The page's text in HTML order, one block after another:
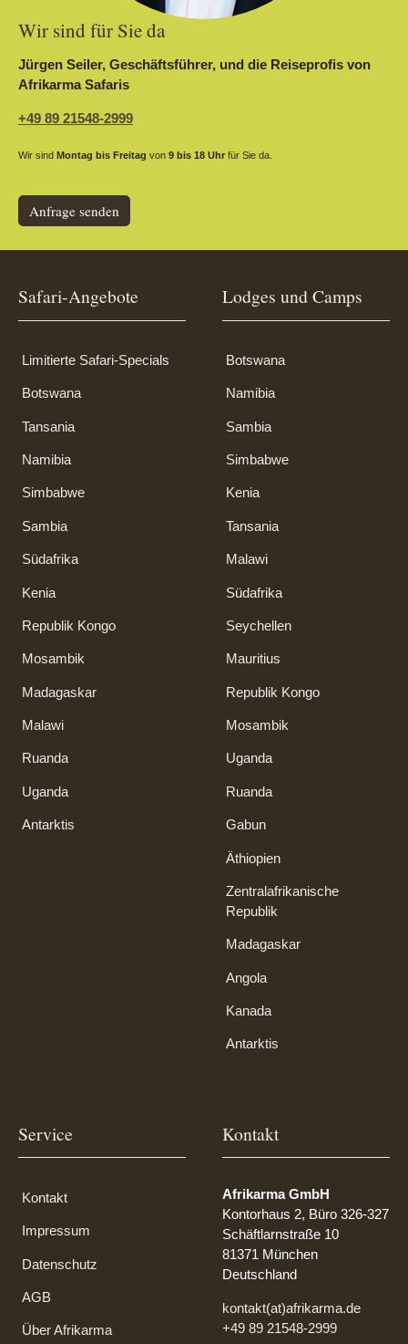
Wir sind für Sie da
Jürgen Seiler, Geschäftsführer, und die Reiseprofis von
Afrikarma Safaris
+49 89 21548-2999
Wir sind Montag bis Freitag von 9 bis 18 Uhr für Sie da.
Anfrage senden
Safari-Angebote
Limitierte Safari-Specials
Botswana
Tansania
Namibia
Simbabwe
Sambia
Südafrika
Kenia
Republik Kongo
Mosambik
Madagaskar
Malawi
Ruanda
Uganda
Antarktis
Lodges und Camps
Botswana
Namibia
Sambia
Simbabwe
Kenia
Tansania
Malawi
Südafrika
Seychellen
Mauritius
Republik Kongo
Mosambik
Uganda
Ruanda
Gabun
Äthiopien
Zentralafrikanische
Republik
Madagaskar
Angola
Kanada
Antarktis
Service
Kontakt
Impressum
Datenschutz
AGB
Über Afrikarma
Kontakt
Afrikarma GmbH
Kontorhaus 2, Büro 326-327
Schäftlarnstraße 10
81371 München
Deutschland
kontakt(at)afrikarma.de
+49 89 21548-2999